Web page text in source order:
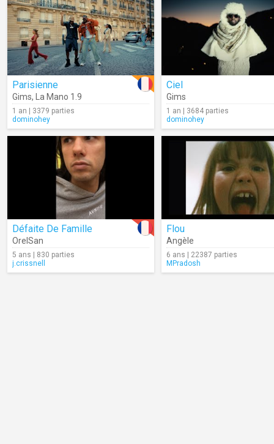
Parisienne
Gims, La Mano 1.9
1 an | 3379 parties
dominohey
Ciel
Gims
1 an | 3684 parties
dominohey
Défaite De Famille
OrelSan
5 ans | 830 parties
j.crissnell
Flou
Angèle
6 ans | 22387 parties
MPradosh